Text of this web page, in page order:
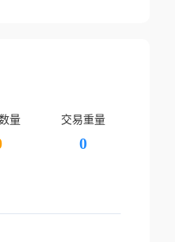
量 交易重量
0